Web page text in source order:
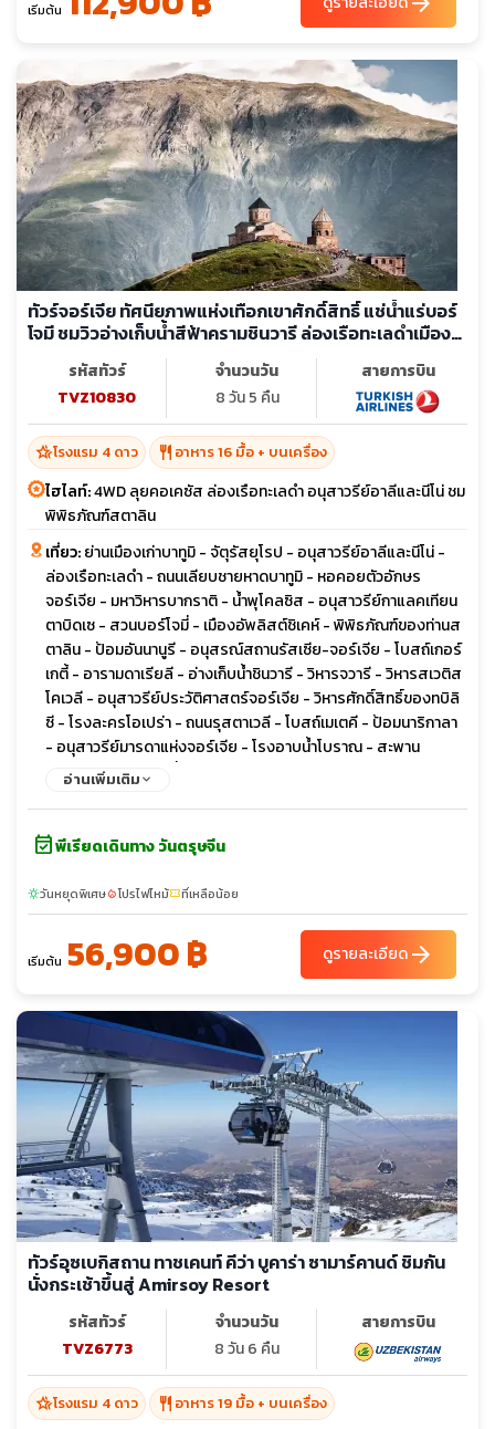
เริ่มต้น
ทัวร์จอร์เจีย ทัศนียภาพแห่งเทือกเขาศักดิ์สิทธิ์ แช่น้ำแร่บอร์
โจมี ชมวิวอ่างเก็บน้ำสีฟ้าครามชินวารี ล่องเรือทะเลดำเมือง
รหัสทัวร์
TVZ10830
จำนวนวัน
8 วัน 5 คืน
สายการบิน
hotel_classโรงแรม 4 ดาว restaurant อาหาร 16 มื้อ + บนเครื่อง
ไฮไลท์:4WD ลุยคอเคซัส ล่องเรือทะเลดำ อนุสาวรีย์อาลีและนีโน่ ชม
พิพิธภัณฑ์สตาลิน
เที่ยว:ย่านเมืองเก่าบาทูมิ - จัตุรัสยุโรป - อนุสาวรีย์อาลีและนีโน่ -
ล่องเรือทะเลดำ - ถนนเลียบชายหาดบาทูมิ - หอคอยตัวอักษร
จอร์เจีย - มหาวิหารบากราติ - น้ำพุโคลซิส - อนุสาวรีย์กาแลคเทียน
ตาบิดเซ - สวนบอร์โจมี่ - เมืองอัพลิสต์ชิเคห์ - พิพิธภัณฑ์ของท่านส
ตาลิน - ป้อมอันนานูรี - อนุสรณ์สถานรัสเซีย-จอร์เจีย - โบสถ์เกอร์
เกตี้ - อารามดาเรียลี - อ่างเก็บน้ำชินวารี - วิหารจวารี - วิหารสเวติส
โคเวลี - อนุสาวรีย์ประวัติศาสตร์จอร์เจีย - วิหารศักดิ์สิทธิ์ของทบิลิ
ซี - โรงละครโอเปร่า - ถนนรุสตาเวลี - โบสถ์เมเตคี - ป้อมนาริกาลา
- อนุสาวรีย์มารดาแห่งจอร์เจีย - โรงอาบน้ำโบราณ - สะพาน
สันติภาพ - ถนนชาตินี่
อ่านเพิ่มเติม
event_availableพีเรียดเดินทาง วันตรุษจีน
sunnyวันหยุดพิเศษlocal_fire_departmentโปรไฟไหม้confirmation_numberที่เหลือน้อย
เริ่มต้น 56,900 ฿ ดูรายละเอียดarrow_forward
ทัวร์อุซเบกิสถาน ทาชเคนท์ คีว่า บูคาร่า ซามาร์คานด์ ชิมกัน
นั่งกระเช้าขึ้นสู่ Amirsoy Resort
รหัสทัวร์
TVZ6773
จำนวนวัน
8 วัน 6 คืน
สายการบิน
hotel_classโรงแรม 4 ดาว restaurant อาหาร 19 มื้อ + บนเครื่อง